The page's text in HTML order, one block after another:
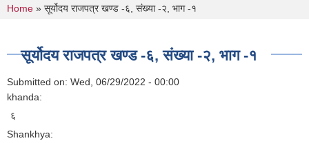
You are here
Home » सूर्योदय राजपत्र खण्ड -६, संख्या -२, भाग -१
सूर्योदय राजपत्र खण्ड -६, संख्या -२, भाग -१
Submitted on: Wed, 06/29/2022 - 00:00
khanda:
६
Shankhya: